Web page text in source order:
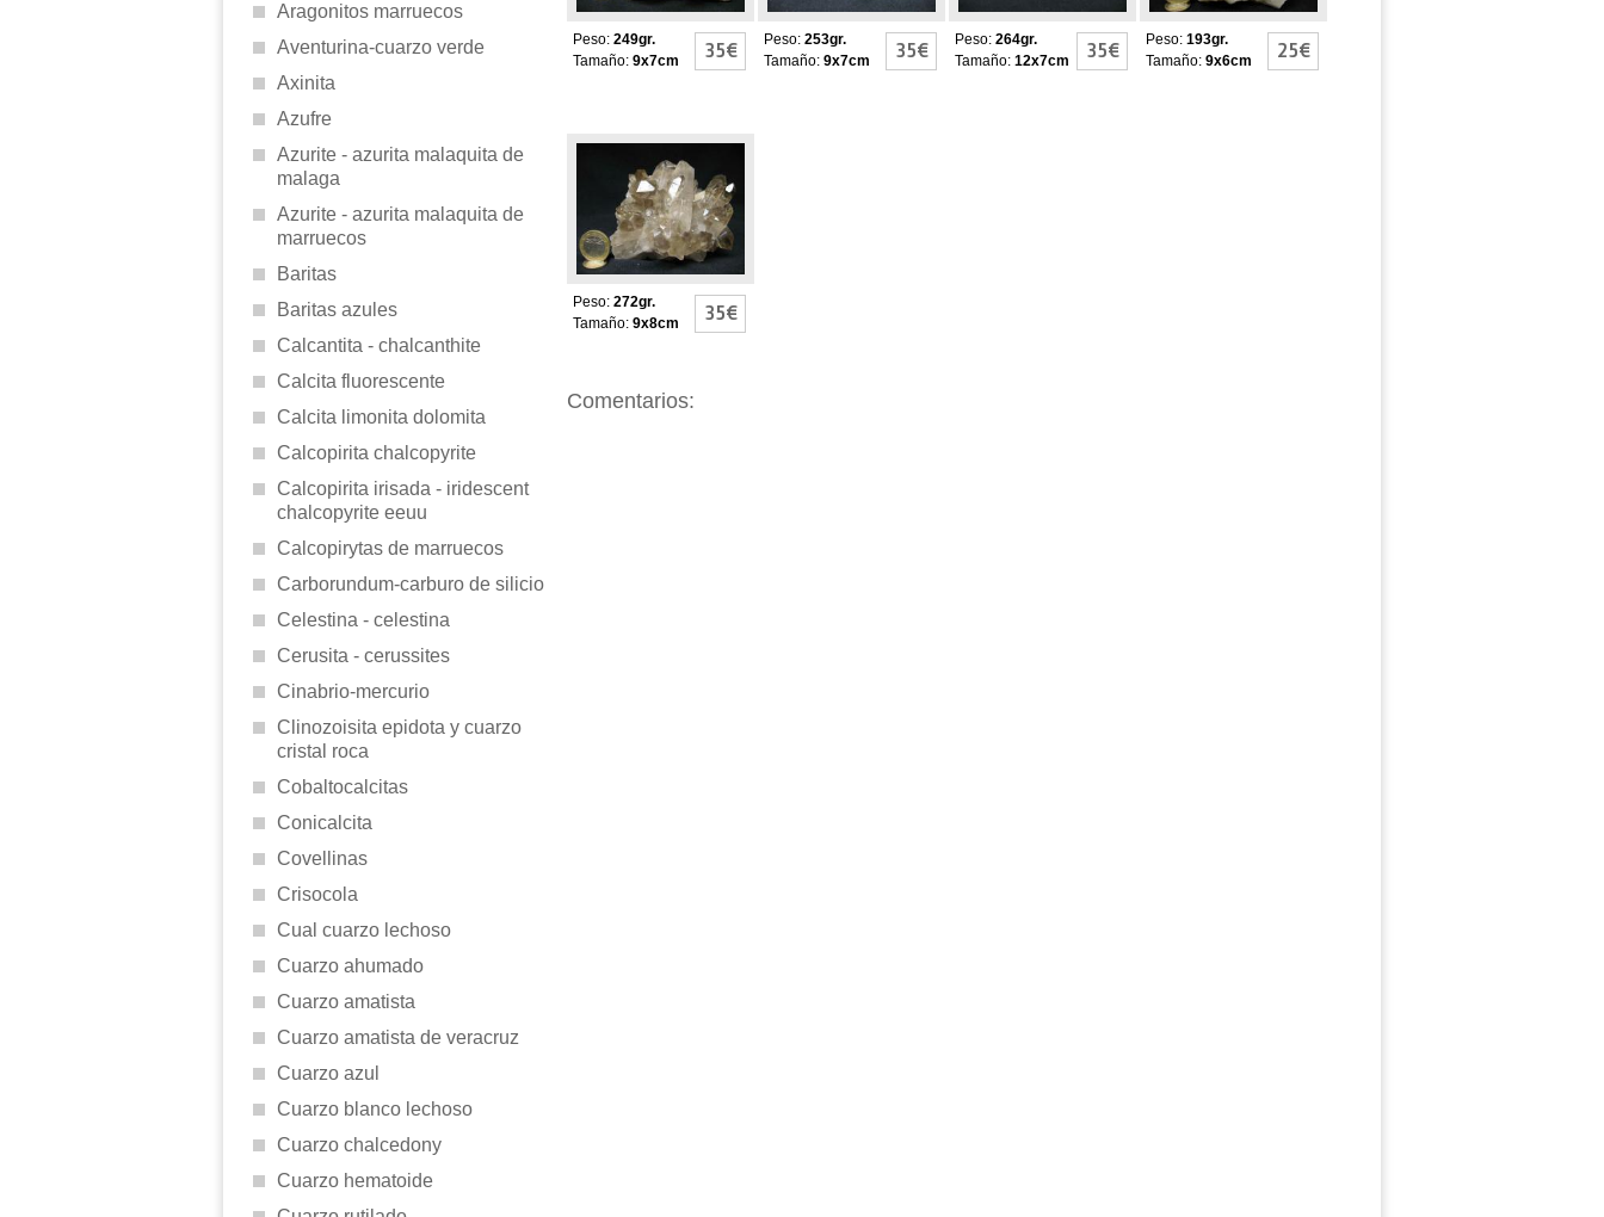
Peso: 249gr.
Tamaño: 9x7cm 35€ Peso: 253gr.
Tamaño: 9x7cm 35€ Peso: 264gr.
Tamaño: 12x7cm 35€ Peso: 193gr.
Tamaño: 9x6cm 25€
DRUSA DE
CUARZO CRISTAL
AHUMADO
Peso: 272gr.
Tamaño: 9x8cm 35€
Comentarios:
Aragonitos marruecos
Aventurina-cuarzo verde
Axinita
Azufre
Azurite - azurita malaquita de
malaga
Azurite - azurita malaquita de
marruecos
Baritas
Baritas azules
Calcantita - chalcanthite
Calcita fluorescente
Calcita limonita dolomita
Calcopirita chalcopyrite
Calcopirita irisada - iridescent
chalcopyrite eeuu
Calcopirytas de marruecos
Carborundum-carburo de silicio
Celestina - celestina
Cerusita - cerussites
Cinabrio-mercurio
Clinozoisita epidota y cuarzo
cristal roca
Cobaltocalcitas
Conicalcita
Covellinas
Crisocola
Cual cuarzo lechoso
Cuarzo ahumado
Cuarzo amatista
Cuarzo amatista de veracruz
Cuarzo azul
Cuarzo blanco lechoso
Cuarzo chalcedony
Cuarzo hematoide